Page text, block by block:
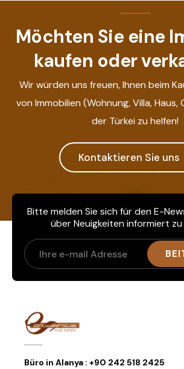
Möchten Sie eine
kaufen oder
Wir würden uns freuen, Ihnen beim
von Immobilien (Wohnung, Villa, Haus,
der Türkei zu helfen!
Kontaktieren Sie uns
Bitte melden Sie sich für den E-
über Neuigkeiten informiert
Büro in Alanya : +90 242 518 2425